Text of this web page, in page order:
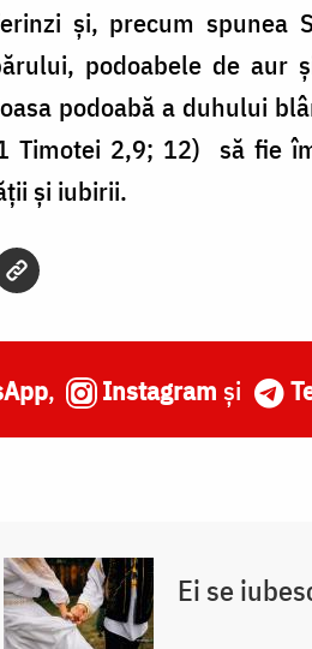
și, precum spunea
podoabele de aur
podoabă a duhului
Timotei 2,9; 12) să fie
şi iubirii.
, Instagram și
Ei se